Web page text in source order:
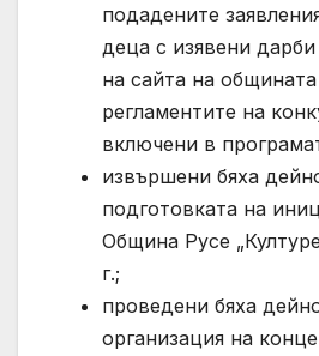
подадените
деца с изявени
на сайта на
регламентите на
включени в
извършени бяха
подготовката на
Община Русе
г.;
проведени бяха
организация на